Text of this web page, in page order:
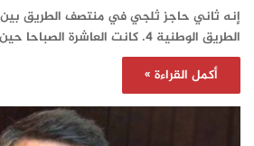
إنه ثاني حاجز ثلجي في منتصف الطريق
الطريق الوطنية 4. كانت العاشرة الصباحا حين بدأت تساقطات…
أكمل القراءة »